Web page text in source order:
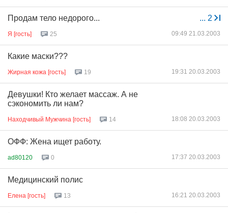
... 2
Продам тело недорого...
Я [гость] 25 09:49 21.03.2003
Какие маски???
Жирная кожа [гость] 19 19:31 20.03.2003
Девушки! Кто желает массаж. А не
сэкономить ли нам?
Находчивый Мужчина [гость] 14 18:08 20.03.2003
ОФФ: Жена ищет работу.
ad80120 0 17:37 20.03.2003
Медицинский полис
Елена [гость] 13 16:21 20.03.2003